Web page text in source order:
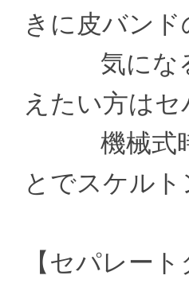
きに皮バン
気になる
えたい方は
機械式時
とでスケル
【セパレート